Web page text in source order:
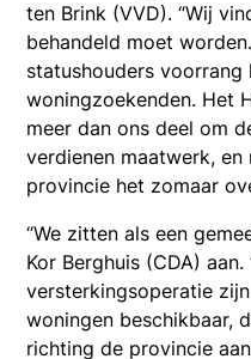
ten Brink (VVD). “Wij
behandeld moet
statushouders voorrang
woningzoekenden. Het
meer dan ons deel om
verdienen maatwerk,
provincie het zomaar
“We zitten als een
Kor Berghuis (CDA) aan.
versterkingsoperatie
woningen beschikbaar,
richting de provincie